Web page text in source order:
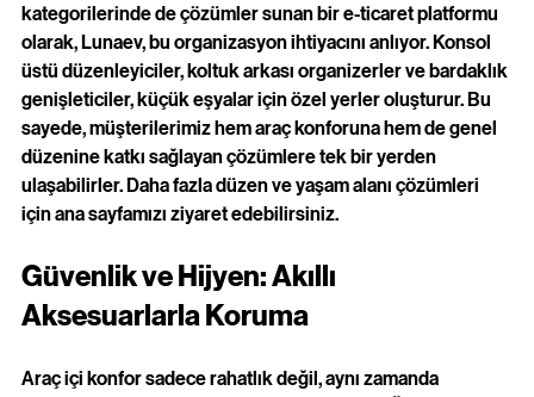
kategorilerinde de çözümler sunan bir e-ticaret platformu
olarak, Lunaev, bu organizasyon ihtiyacını anlıyor. Konsol
üstü düzenleyiciler, koltuk arkası organizerler ve bardaklık
genişleticiler, küçük eşyalar için özel yerler oluşturur. Bu
sayede, müşterilerimiz hem araç konforuna hem de genel
düzenine katkı sağlayan çözümlere tek bir yerden
ulaşabilirler. Daha fazla düzen ve yaşam alanı çözümleri
içinana sayfamızı ziyaret edebilirsiniz.
Güvenlik ve Hijyen: Akıllı
Aksesuarlarla Koruma
Araç içi konfor sadece rahatlık değil, aynı zamanda